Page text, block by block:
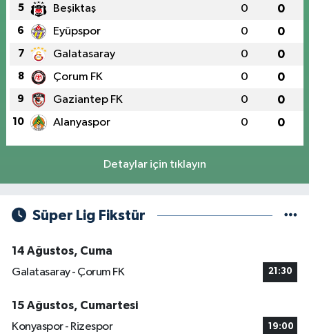
5 Beşiktaş 0 0
6 Eyüpspor 0 0
7 Galatasaray 0 0
8 Çorum FK 0 0
9 Gaziantep FK 0 0
10 Alanyaspor 0 0
Detaylar için tıklayın
Süper Lig Fikstür
14 Ağustos, Cuma
Galatasaray - Çorum FK
21:30
15 Ağustos, Cumartesi
Konyaspor - Rizespor
19:00